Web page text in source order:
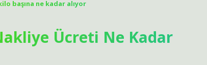
başına ne kadar alıyor
Ücreti Ne Kadar